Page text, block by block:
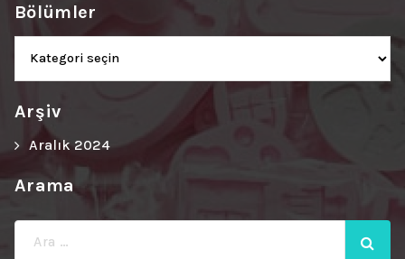
Bölümler
Bölümler
Arşiv
Aralık 2024
Arama
Ara: